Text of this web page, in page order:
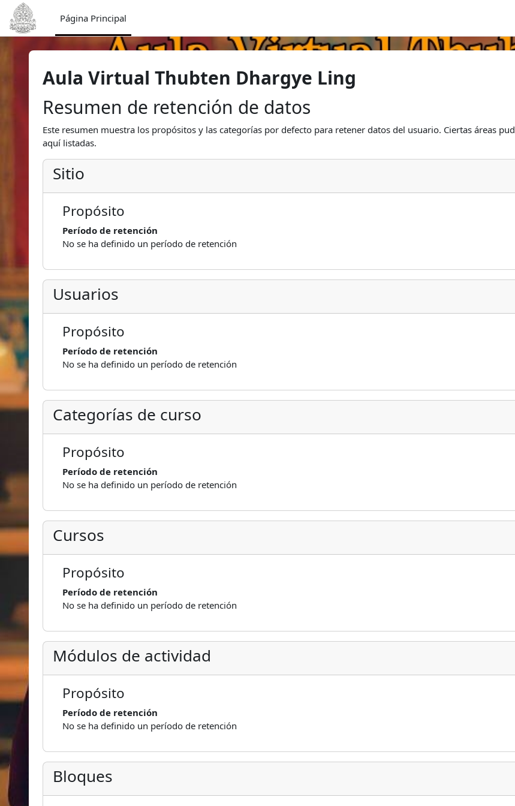
Salta al contenido principal
Página Principal
Aula Virtual Thubten Dhargye Ling
Resumen de retención de datos
Este resumen muestra los propósitos y las categorías por defecto para retener datos del usuario. Ciertas áreas
aquí listadas.
Sitio
Propósito
Período de retención
No se ha definido un período de retención
Usuarios
Propósito
Período de retención
No se ha definido un período de retención
Categorías de curso
Propósito
Período de retención
No se ha definido un período de retención
Cursos
Propósito
Período de retención
No se ha definido un período de retención
Módulos de actividad
Propósito
Período de retención
No se ha definido un período de retención
Bloques